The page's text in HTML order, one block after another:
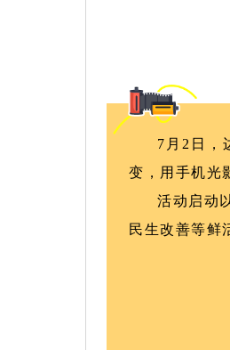
7月2日，
变，用手机光
活动启动
民生改善等鲜